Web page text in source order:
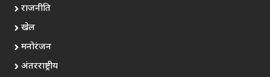
राजनीति
खेल
मनोरंजन
अंतरराष्ट्रीय